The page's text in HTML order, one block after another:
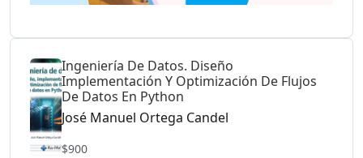
Ingeniería De Datos. Diseño
Implementación Y Optimización De Flujos
De Datos En Python
José Manuel Ortega Candel
$900